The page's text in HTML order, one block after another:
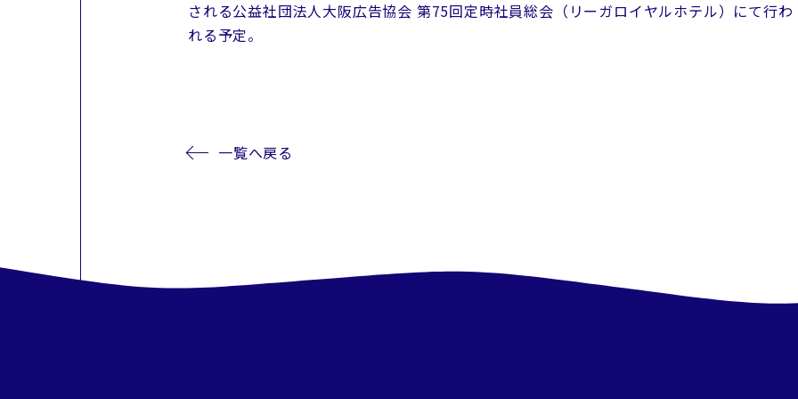
される公益社団法人大阪広告協会 第75回定時社員総会（リーガロイヤルホテル）にて行わ
れる予定。
一覧へ戻る